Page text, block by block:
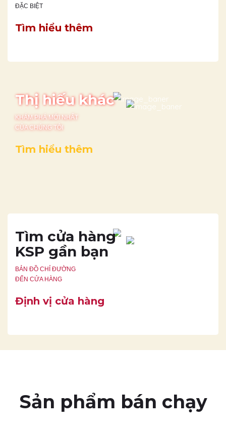
ĐẶC BIỆT
Tìm hiểu thêm
Thị hiếu khác
KHÁM PHÁ MỚI NHẤT
CỦA CHÚNG TÔI
Tìm hiểu thêm
Tìm cửa hàng
KSP gần bạn
BẢN ĐỒ CHỈ ĐƯỜNG
ĐẾN CỬA HÀNG
Định vị cửa hàng
Sản phẩm bán chạy